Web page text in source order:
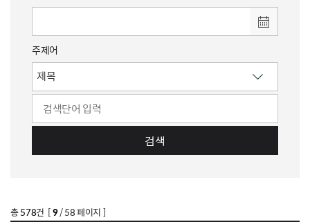
주제어
검색
총578건 [9/ 58 페이지 ]